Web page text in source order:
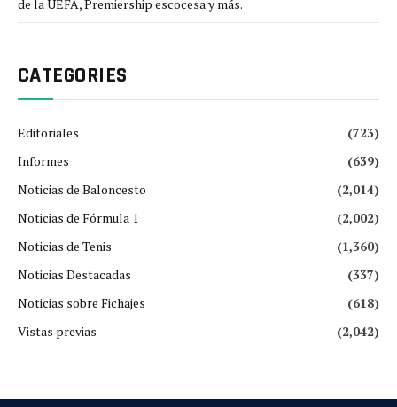
de la UEFA, Premiership escocesa y más.
CATEGORIES
Editoriales
(723)
Informes
(639)
Noticias de Baloncesto
(2,014)
Noticias de Fórmula 1
(2,002)
Noticias de Tenis
(1,360)
Noticias Destacadas
(337)
Noticias sobre Fichajes
(618)
Vistas previas
(2,042)